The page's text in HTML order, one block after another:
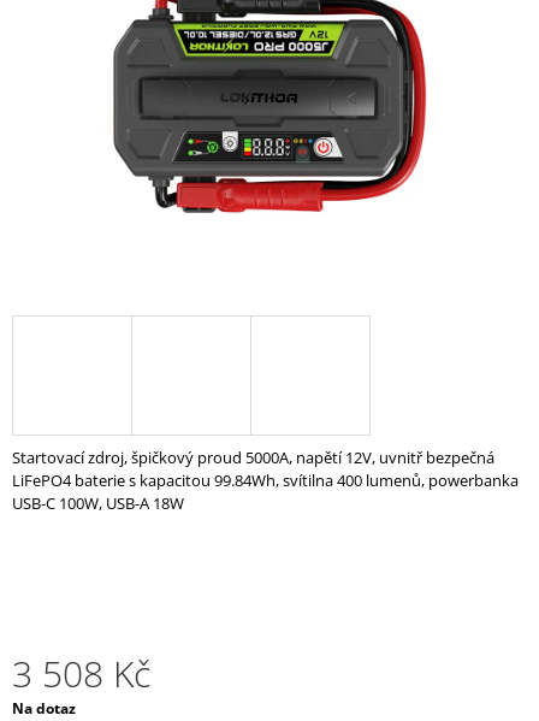
Startovací zdroj, špičkový proud 5000A, napětí 12V, uvnitř bezpečná
LiFePO4 baterie s kapacitou 99.84Wh, svítilna 400 lumenů, powerbanka
USB-C 100W, USB-A 18W
3 508 Kč
Měrná
Na dotaz
R
U
Č
AUTOBATERIE
VARTA